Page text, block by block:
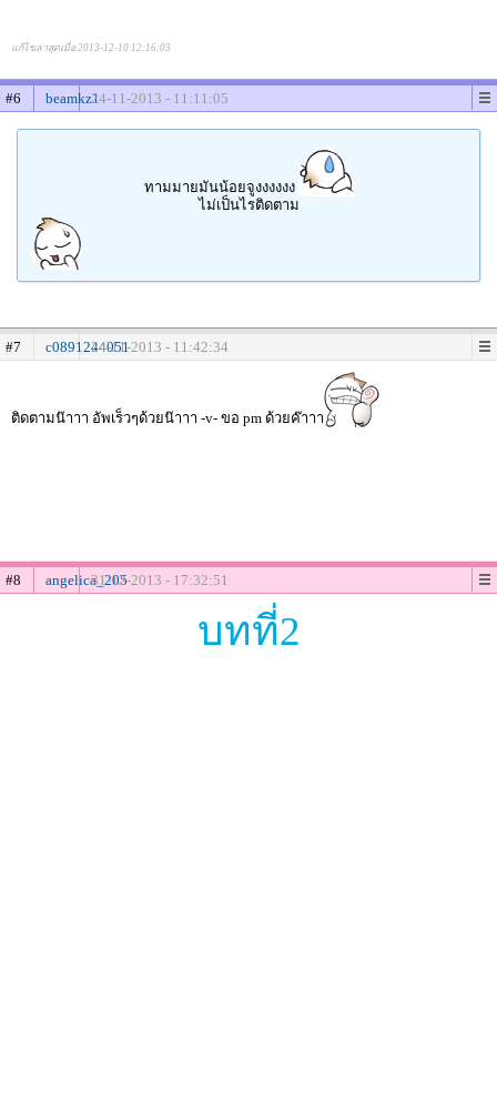
แก้ไขล่าสุดเมื่อ 2013-12-10 12:16:03
#6 beamkz124-11-2013 - 11:11:05
ทามมายมันน้อยจูงงงงงง
ไม่เป็นไรติดตาม
#7 c089124405124-11-2013 - 11:42:34
ติดตามน๊าาา อัพเร็วๆด้วยน๊าาา -v- ขอ pm ด้วยค๊าาา
#8 angelica_20531-12-2013 - 17:32:51
บทที่2